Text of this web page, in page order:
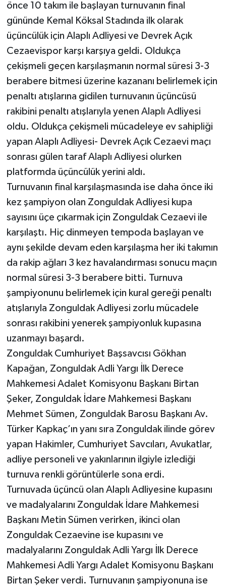
önce 10 takım ile başlayan turnuvanın final
gününde Kemal Köksal Stadında ilk olarak
üçüncülük için Alaplı Adliyesi ve Devrek Açık
Cezaevispor karşı karşıya geldi. Oldukça
çekişmeli geçen karşılaşmanın normal süresi 3-3
berabere bitmesi üzerine kazananı belirlemek için
penaltı atışlarına gidilen turnuvanın üçüncüsü
rakibini penaltı atışlarıyla yenen Alaplı Adliyesi
oldu. Oldukça çekişmeli mücadeleye ev sahipliği
yapan Alaplı Adliyesi- Devrek Açık Cezaevi maçı
sonrası gülen taraf Alaplı Adliyesi olurken
platformda üçüncülük yerini aldı.
Turnuvanın final karşılaşmasında ise daha önce iki
kez şampiyon olan Zonguldak Adliyesi kupa
sayısını üçe çıkarmak için Zonguldak Cezaevi ile
karşılaştı. Hiç dinmeyen tempoda başlayan ve
aynı şekilde devam eden karşılaşma her iki takımın
da rakip ağları 3 kez havalandırması sonucu maçın
normal süresi 3-3 berabere bitti. Turnuva
şampiyonunu belirlemek için kural gereği penaltı
atışlarıyla Zonguldak Adliyesi zorlu mücadele
sonrası rakibini yenerek şampiyonluk kupasına
uzanmayı başardı.
Zonguldak Cumhuriyet Başsavcısı Gökhan
Kapağan, Zonguldak Adli Yargı İlk Derece
Mahkemesi Adalet Komisyonu Başkanı Birtan
Şeker, Zonguldak İdare Mahkemesi Başkanı
Mehmet Sümen, Zonguldak Barosu Başkanı Av.
Türker Kapkaç’ın yanı sıra Zonguldak ilinde görev
yapan Hakimler, Cumhuriyet Savcıları, Avukatlar,
adliye personeli ve yakınlarının ilgiyle izlediği
turnuva renkli görüntülerle sona erdi.
Turnuvada üçüncü olan Alaplı Adliyesine kupasını
ve madalyalarını Zonguldak İdare Mahkemesi
Başkanı Metin Sümen verirken, ikinci olan
Zonguldak Cezaevine ise kupasını ve
madalyalarını Zonguldak Adli Yargı İlk Derece
Mahkemesi Adli Yargı Adalet Komisyonu Başkanı
Birtan Şeker verdi. Turnuvanın şampiyonuna ise